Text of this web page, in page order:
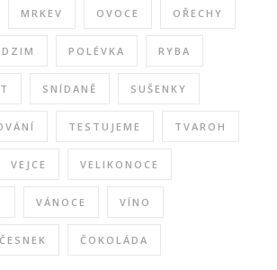
MRKEV OVOCE OŘECHY
POLÉVKA RYBA
SNÍDANĚ SUŠENKY
TESTUJEME TVAROH
VEJCE VELIKONOCE
VÁNOCE VÍNO
ČESNEK ČOKOLÁDA